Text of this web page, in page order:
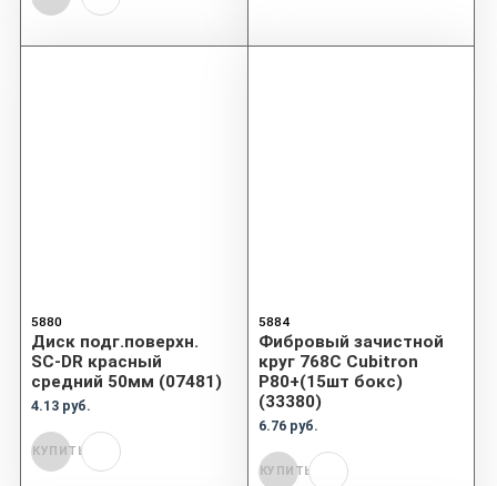
5880
Диск подг.поверхн.
SC-DR красный
средний 50мм (07481)
4.13 руб.
КУПИТЬ
5884
Фибровый зачистной
круг 768C Cubitron
P80+(15шт бокс)
(33380)
6.76 руб.
КУПИТЬ